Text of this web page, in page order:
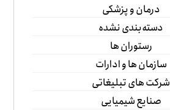
درمان و پزشکی
دسته‌بندی نشده
رستوران ها
سازمان ها و ادارات
شرکت های تبلیغاتی
صنایع شیمیایی